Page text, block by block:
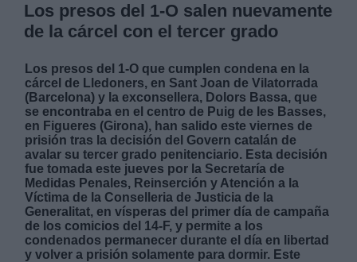
Los presos del 1-O salen nuevamente
de la cárcel con el tercer grado
Los presos del 1-O que cumplen condena en la
cárcel de Lledoners, en Sant Joan de Vilatorrada
(Barcelona) y la exconsellera, Dolors Bassa, que
se encontraba en el centro de Puig de les Basses,
en Figueres (Girona), han salido este viernes de
prisión tras la decisión del Govern catalán de
avalar su tercer grado penitenciario. Esta decisión
fue tomada este jueves por la Secretaría de
Medidas Penales, Reinserción y Atención a la
Víctima de la Conselleria de Justicia de la
Generalitat, en vísperas del primer día de campaña
de los comicios del 14-F, y permite a los
condenados permanecer durante el día en libertad
y volver a prisión solamente para dormir. Este
Destinatarios:
Derechos: